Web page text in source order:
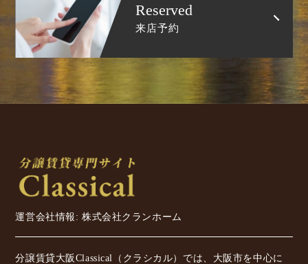
Reserved
来店予約
運営会社情報: 株式会社クランホーム
分譲賃貸大阪Classical（クラシカル）では、大阪市を中心に